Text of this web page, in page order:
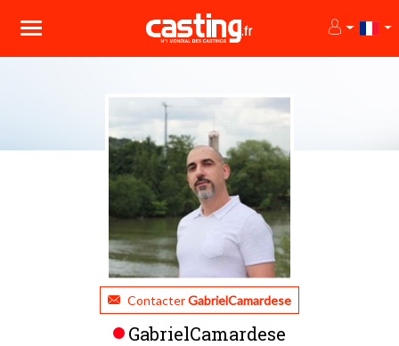
ContacterGabrielCamardese
GabrielCamardese